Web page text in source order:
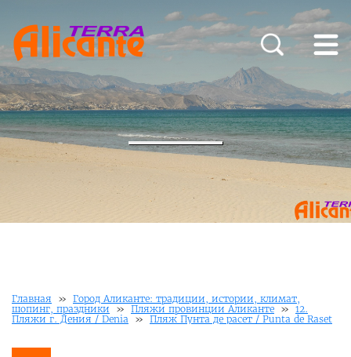
Главная » Город Аликанте: традиции, истории, климат,
шопинг, праздники » Пляжи провинции Аликанте » 12.
Пляжи г. Дения / Denia » Пляж Пунта де расет / Punta de Raset